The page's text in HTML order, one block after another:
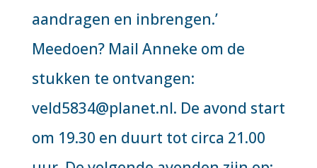
aandragen en inbrengen.’
Meedoen? Mail Anneke om de
stukken te ontvangen:
veld5834@planet.nl. De avond start
om 19.30 en duurt tot circa 21.00